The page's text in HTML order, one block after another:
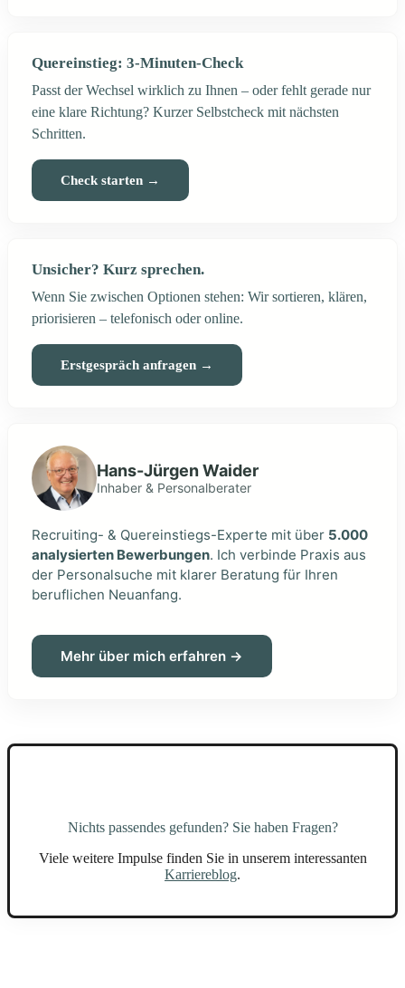
Quereinstieg: 3-Minuten-Check
Passt der Wechsel wirklich zu Ihnen – oder fehlt gerade nur
eine klare Richtung? Kurzer Selbstcheck mit nächsten
Schritten.
Check starten →
Unsicher? Kurz sprechen.
Wenn Sie zwischen Optionen stehen: Wir sortieren, klären,
priorisieren – telefonisch oder online.
Erstgespräch anfragen →
Hans-Jürgen Waider
Inhaber & Personalberater
Recruiting- & Quereinstiegs-Experte mit über 5.000
analysierten Bewerbungen. Ich verbinde Praxis aus
der Personalsuche mit klarer Beratung für Ihren
beruflichen Neuanfang.
Mehr über mich erfahren →
Nichts passendes gefunden? Sie haben Fragen?
Viele weitere Impulse finden Sie in unserem interessanten
Karriereblog.